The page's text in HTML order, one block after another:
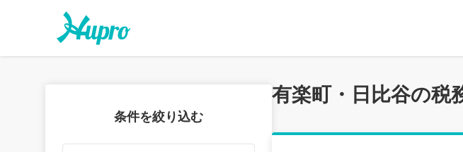
条件を絞り込む
有楽町・日比谷の税